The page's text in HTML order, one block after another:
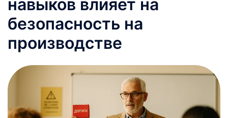
навыков влияет на
безопасность на
производстве